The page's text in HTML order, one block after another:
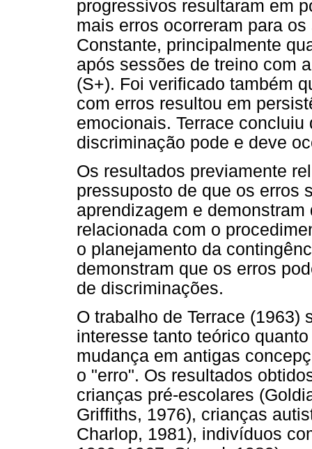
progressivos resultaram em
mais erros ocorreram para
Constante, principalmente
após sessões de treino com
(S+). Foi verificado também
com erros resultou em
emocionais. Terrace
discriminação pode e deve
Os resultados previamente
pressuposto de que os erros
aprendizagem e
relacionada com o
o planejamento da
demonstram que os erros
de discriminações.
O trabalho de Terrace
interesse tanto teórico
mudança em antigas
o "erro". Os resultados
crianças pré-escolares
Griffiths, 1976), crianças
Charlop, 1981), indivíduos